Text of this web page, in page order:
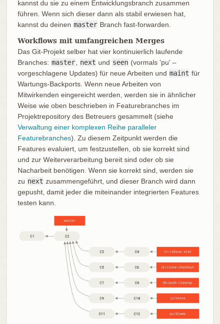
kannst du sie zu einem Entwicklungsbranch zusammen
führen. Wenn sich dieser dann als stabil erwiesen hat,
kannst du deinen master Branch fast-forwarden.
Workflows mit umfangreichen Merges
Das Git-Projekt selber hat vier kontinuierlich laufende
Branches: master, next und seen (vormals 'pu' –
vorgeschlagene Updates) für neue Arbeiten und maint für
Wartungs-Backports. Wenn neue Arbeiten von
Mitwirkenden eingereicht werden, werden sie in ähnlicher
Weise wie oben beschrieben in Featurebranches im
Projektrepository des Betreuers gesammelt (siehe
Verwaltung einer komplexen Reihe paralleler
Featurebranches). Zu diesem Zeitpunkt werden die
Features evaluiert, um festzustellen, ob sie korrekt sind
und zur Weiterverarbeitung bereit sind oder ob sie
Nacharbeit benötigen. Wenn sie korrekt sind, werden sie
zu next zusammengeführt, und dieser Branch wird dann
gepusht, damit jeder die miteinander integrierten Features
testen kann.